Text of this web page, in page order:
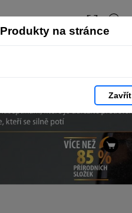
Produkty na stránce
Zavřít